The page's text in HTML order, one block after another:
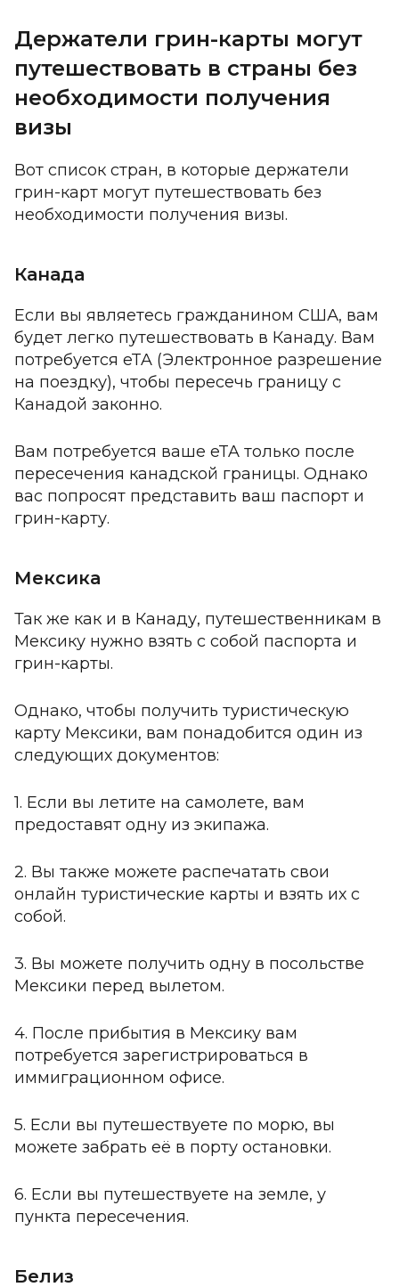
Держатели грин-карты могут
путешествовать в страны без
необходимости получения
визы
Вот список стран, в которые держатели
грин-карт могут путешествовать без
необходимости получения визы.
Канада
Если вы являетесь гражданином США, вам
будет легко путешествовать в Канаду. Вам
потребуется eTA (Электронное разрешение
на поездку), чтобы пересечь границу с
Канадой законно.
Вам потребуется ваше eTA только после
пересечения канадской границы. Однако
вас попросят представить ваш паспорт и
грин-карту.
Мексика
Так же как и в Канаду, путешественникам в
Мексику нужно взять с собой паспорта и
грин-карты.
Однако, чтобы получить туристическую
карту Мексики, вам понадобится один из
следующих документов:
1. Если вы летите на самолете, вам
предоставят одну из экипажа.
2. Вы также можете распечатать свои
онлайн туристические карты и взять их с
собой.
3. Вы можете получить одну в посольстве
Мексики перед вылетом.
4. После прибытия в Мексику вам
потребуется зарегистрироваться в
иммиграционном офисе.
5. Если вы путешествуете по морю, вы
можете забрать её в порту остановки.
6. Если вы путешествуете на земле, у
пункта пересечения.
Белиз